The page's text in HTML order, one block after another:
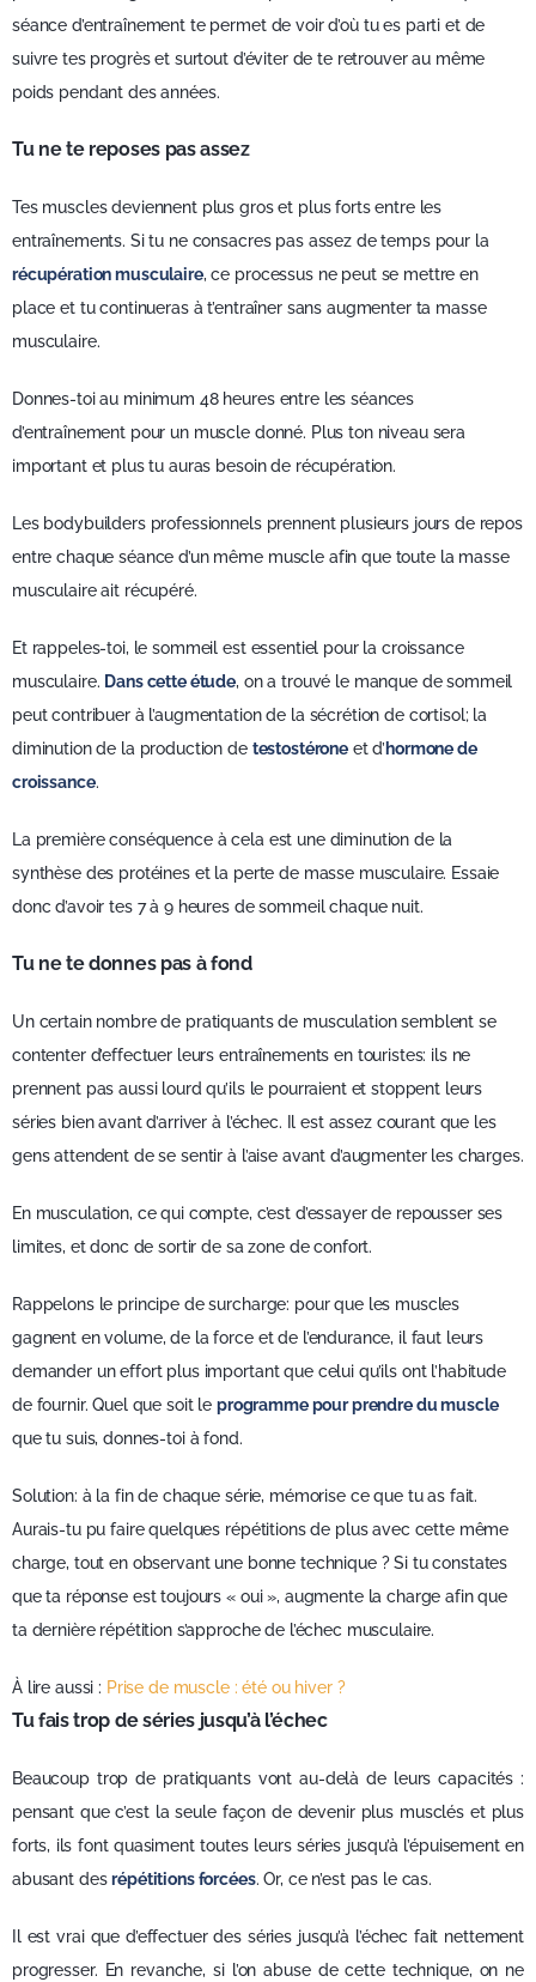
séance d’entraînement te permet de voir d’où tu es parti et de
suivre tes progrès et surtout d’éviter de te retrouver au même
poids pendant des années.
Tu ne te reposes pas assez
Tes muscles deviennent plus gros et plus forts entre les
entraînements. Si tu ne consacres pas assez de temps pour la
récupération musculaire, ce processus ne peut se mettre en
place et tu continueras à t’entraîner sans augmenter ta masse
musculaire.
Donnes-toi au minimum 48 heures entre les séances
d’entraînement pour un muscle donné. Plus ton niveau sera
important et plus tu auras besoin de récupération.
Les bodybuilders professionnels prennent plusieurs jours de repos
entre chaque séance d’un même muscle afin que toute la masse
musculaire ait récupéré.
Et rappeles-toi, le sommeil est essentiel pour la croissance
musculaire. Dans cette étude, on a trouvé le manque de sommeil
peut contribuer à l’augmentation de la sécrétion de cortisol; la
diminution de la production de testostéroneet d’hormone de
croissance.
La première conséquence à cela est une diminution de la
synthèse des protéines et la perte de masse musculaire. Essaie
donc d’avoir tes 7 à 9 heures de sommeil chaque nuit.
Tu ne te donnes pas à fond
Un certain nombre de pratiquants de musculation semblent se
contenter d’effectuer leurs entraînements en touristes: ils ne
prennent pas aussi lourd qu’ils le pourraient et stoppent leurs
séries bien avant d’arriver à l’échec. Il est assez courant que les
gens attendent de se sentir à l’aise avant d’augmenter les charges.
En musculation, ce qui compte, c’est d’essayer de repousser ses
limites, et donc de sortir de sa zone de confort.
Rappelons le principe de surcharge: pour que les muscles
gagnent en volume, de la force et de l’endurance, il faut leurs
demander un effort plus important que celui qu’ils ont l’habitude
de fournir. Quel que soit le programme pour prendre du muscle
que tu suis, donnes-toi à fond.
Solution: à la fin de chaque série, mémorise ce que tu as fait.
Aurais-tu pu faire quelques répétitions de plus avec cette même
charge, tout en observant une bonne technique ? Si tu constates
que ta réponse est toujours « oui », augmente la charge afin que
ta dernière répétition s’approche de l’échec musculaire.
À lire aussi : Prise de muscle : été ou hiver ?
Tu fais trop de séries jusqu’à l’échec
Beaucoup trop de pratiquants vont au-delà de leurs capacités :
pensant que c’est la seule façon de devenir plus musclés et plus
forts, ils font quasiment toutes leurs séries jusqu’à l’épuisement en
abusant desrépétitions forcées. Or, ce n’est pas le cas.
Il est vrai que d’effectuer des séries jusqu’à l’échec fait nettement
progresser. En revanche, si l’on abuse de cette technique, on ne